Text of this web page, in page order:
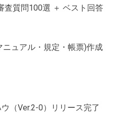
査質問100選 ＋ ベスト回答
ュアル・規定・帳票)作成
（Ver.2-0）リリース完了